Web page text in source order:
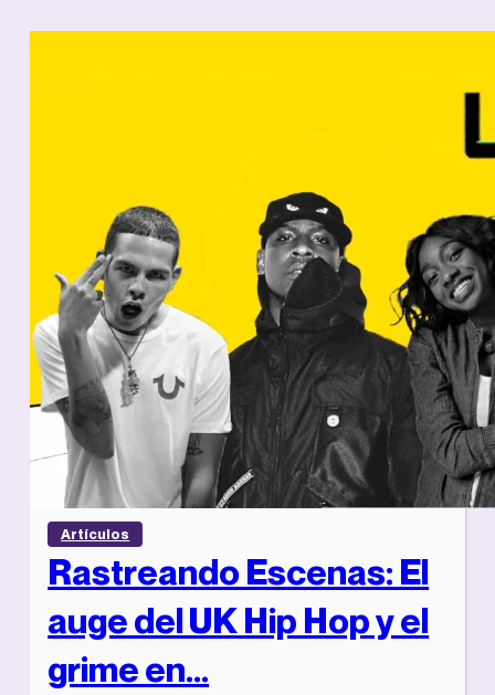
Artículos
Rastreando Escenas: El
auge del UK Hip Hop y el
grime en...